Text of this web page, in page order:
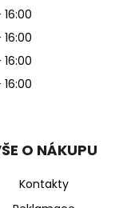
O NÁKUPU
Kontakty